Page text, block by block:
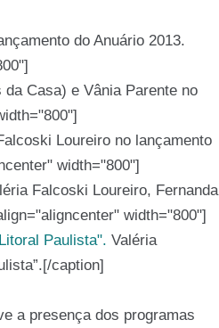
do Anuário 2013.
da Casa) e Vânia Parente no
Loureiro no lançamento
width="800"]
Falcoski Loureiro, Fernanda
width="800"]
Valéria
caption]
a presença dos programas